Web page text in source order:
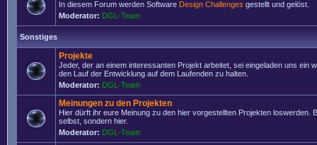
In diesem Forum werden Software Design Challenges gestellt und gelöst.
Moderator: DGL-Team
Sonstiges
Projekte
Jeder, der an einem interessanten Projekt arbeitet, sei eingeladen uns ein
den Lauf der Entwicklung auf dem Laufenden zu halten.
Moderator: DGL-Team
Meinungen zu den Projekten
Hier dürft ihr eure Meinung zu den hier vorgestellten Projekten loswerden.
selbst, sondern hier.
Moderator: DGL-Team